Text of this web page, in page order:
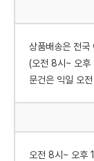
상품배송은 전국
(오전 8시~ 오후
문건은 익일 오
오전 8시~ 오후